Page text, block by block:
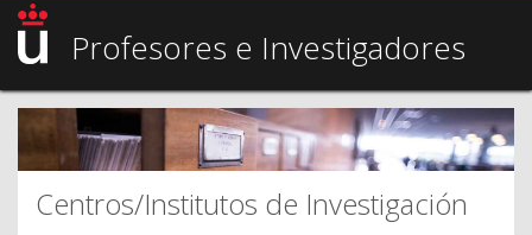
Profesores e Investigadores
Centros/Institutos de Investigación